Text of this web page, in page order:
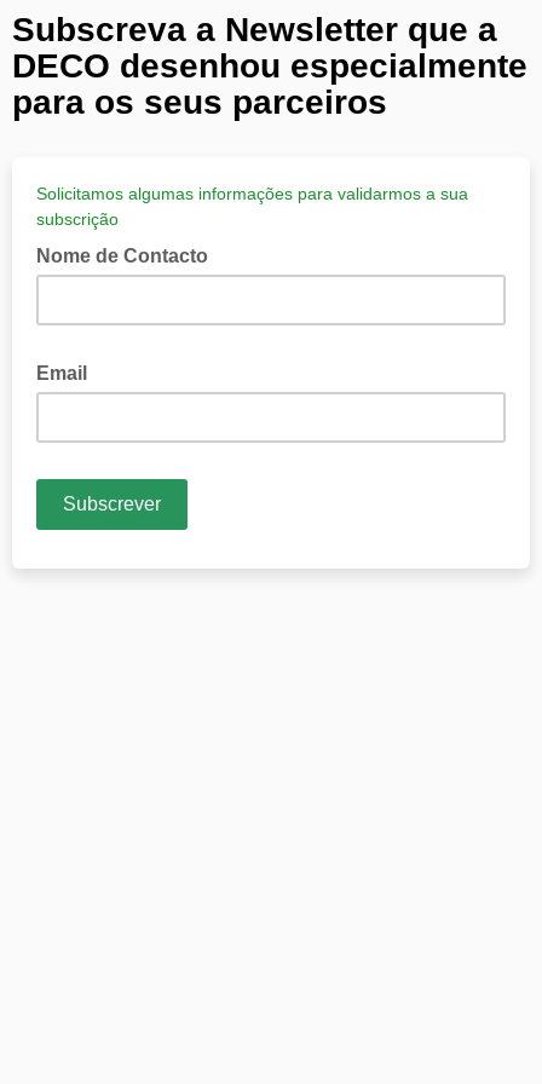
Subscreva a Newsletter que a
DECO desenhou especialmente
para os seus parceiros
Solicitamos algumas informações para validarmos a sua
subscrição
Nome de Contacto
Email